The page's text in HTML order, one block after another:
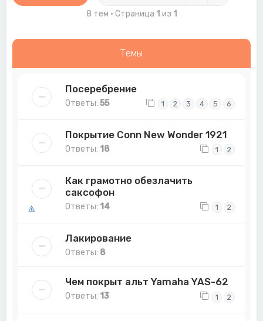
8 тем • Страница 1 из 1
Темы
Посеребрение
Ответы:55 1 2 3 4 5 6
Покрытие Conn New Wonder 1921
Ответы: 18 1 2
Как грамотно обезлачить
саксофон
Ответы: 14 1 2
Лакирование
Ответы: 8
Чем покрыт альт Yamaha YAS-62
Ответы: 13 1 2